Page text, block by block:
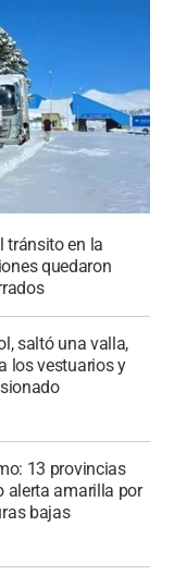
tránsito en la
quedaron
saltó una valla,
los vestuarios y
13 provincias
alerta amarilla por
bajas